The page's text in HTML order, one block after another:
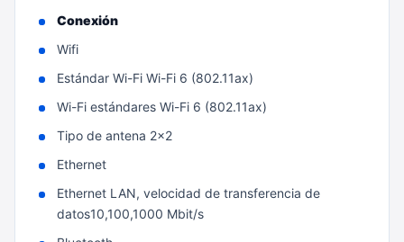
Conexión
Wifi
Estándar Wi-Fi Wi-Fi 6 (802.11ax)
Wi-Fi estándares Wi-Fi 6 (802.11ax)
Tipo de antena 2x2
Ethernet
Ethernet LAN, velocidad de transferencia de
datos10,100,1000 Mbit/s